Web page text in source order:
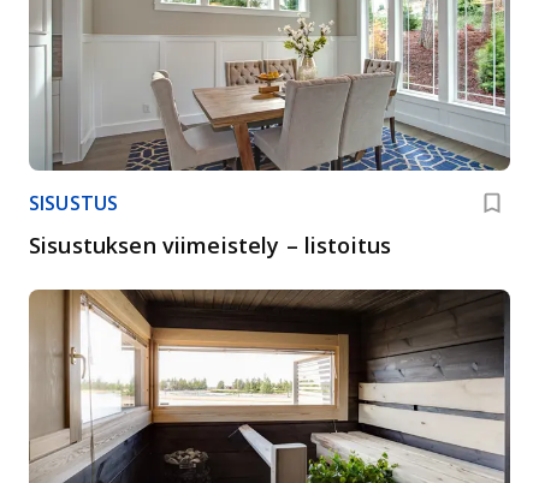
SISUSTUS
Sisustuksen viimeistely – listoitus